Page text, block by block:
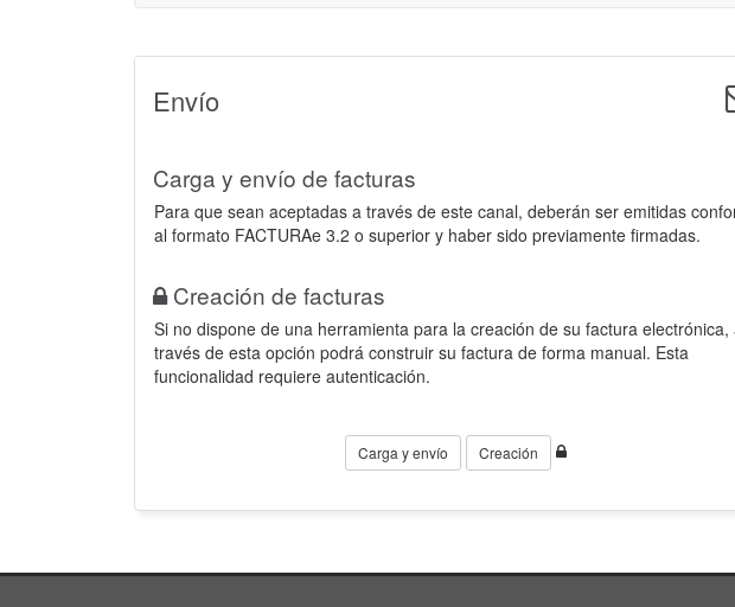
Envío
Carga y envío de facturas
Para que sean aceptadas a través de este canal, deberán ser emitidas
al formato FACTURAe 3.2 o superior y haber sido previamente firmadas.
Creación de facturas
Si no dispone de una herramienta para la creación de su factura electrónica,
través de esta opción podrá construir su factura de forma manual. Esta
funcionalidad requiere autenticación.
Carga y envío Creación